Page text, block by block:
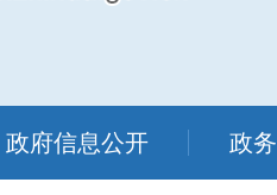
政府信息公开 政